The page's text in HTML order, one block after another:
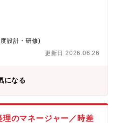
バルブランドとしての地位確立
より、顧客接点の最大化と購買
店舗・物流・生産を一体化した
庫ロスの削減と顧客ニーズへの
快適性・健康・スポーツ）とデ
ションの策定・見直し* キャリア
画、運営* 企業カルチャー浸透に
理* 勤怠管理・働き方の改善* 給
善* 福利厚生制度の企画・運用*
実施* 面接対応や採用イベントの
。
設計・研修)
更新日 2026.06.26
になる
のマネージャー／時差